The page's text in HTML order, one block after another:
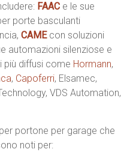
FAAC e le sue
porte basculanti
CAME con soluzioni
automazioni silenziose e
più diffusi come Hormann,
, Capoferri, Elsamec,
VDS Automation,
portone per garage che
noti per: